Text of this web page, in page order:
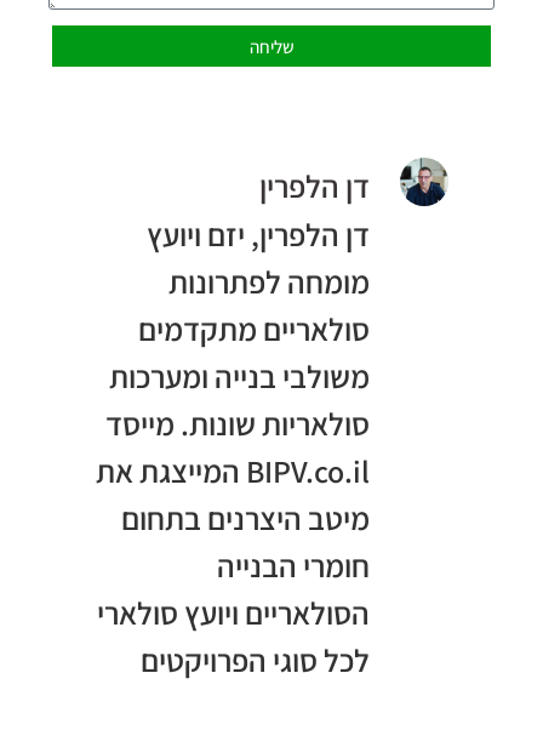
שליחה
דן הלפרין
דן הלפרין, יזם ויועץ
מומחה לפתרונות
סולאריים מתקדמים
משולבי בנייה ומערכות
סולאריות שונות. מייסד
BIPV.co.il המייצגת את
מיטב היצרנים בתחום
חומרי הבנייה
הסולאריים ויועץ סולארי
לכל סוגי הפרויקטים